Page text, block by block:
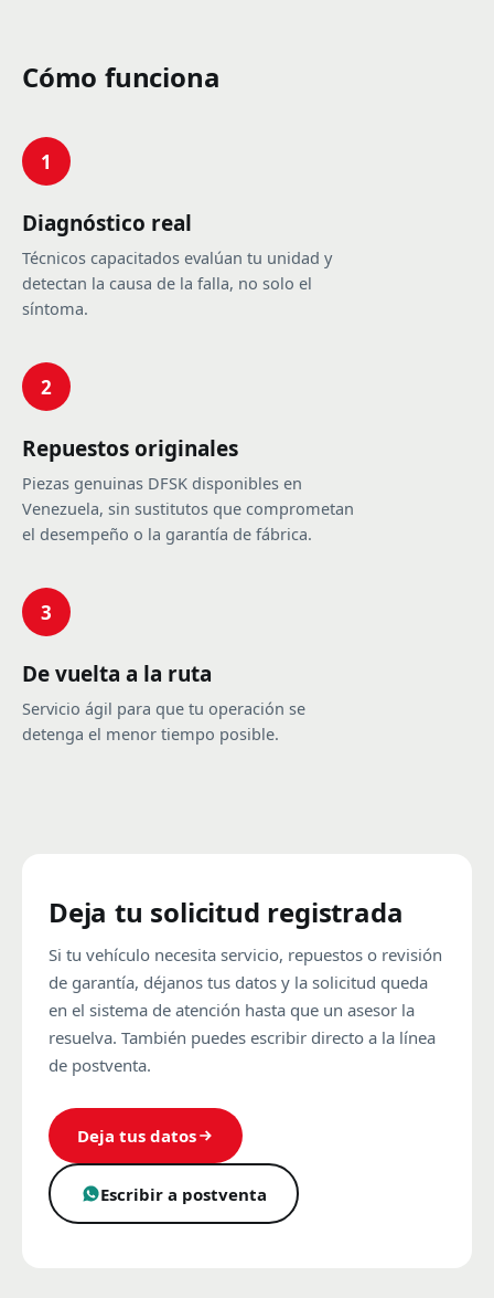
Cómo funciona
1
Diagnóstico real
Técnicos capacitados evalúan tu unidad y
detectan la causa de la falla, no solo el
síntoma.
2
Repuestos originales
Piezas genuinas DFSK disponibles en
Venezuela, sin sustitutos que comprometan
el desempeño o la garantía de fábrica.
3
De vuelta a la ruta
Servicio ágil para que tu operación se
detenga el menor tiempo posible.
Deja tu solicitud registrada
Si tu vehículo necesita servicio, repuestos o revisión
de garantía, déjanos tus datos y la solicitud queda
en el sistema de atención hasta que un asesor la
resuelva. También puedes escribir directo a la línea
de postventa.
Deja tus datos
Escribir a postventa